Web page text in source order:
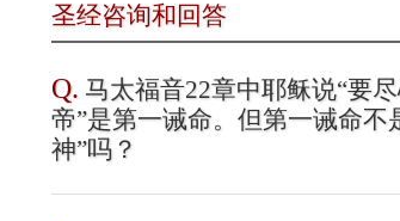
圣经咨询和回答
Q. 马太福音22章中耶稣说“要
帝”是第一诫命。但第一诫命
神”吗？